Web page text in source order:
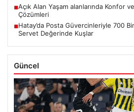
■Açık Alan Yaşam alanlarında Konfor
Çözümleri
■Hatay’da Posta Güvercinleriyle 700
Servet Değerinde Kuşlar
Güncel